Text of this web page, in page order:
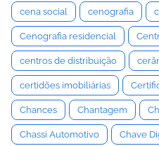
cena social cenografia
Cenografia residencial
centros de distribuição
certidões imobiliárias
Chances Chantagem
Chassi Automotivo Chave